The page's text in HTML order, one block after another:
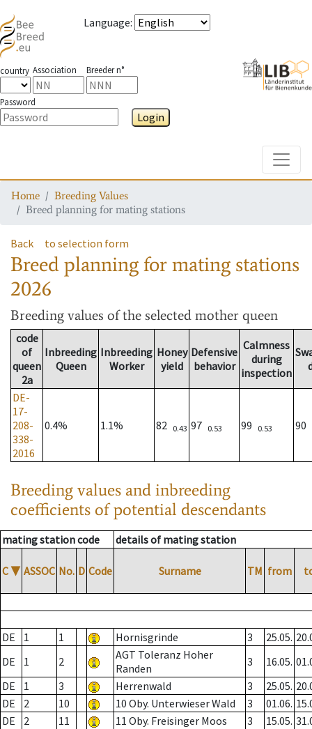
Language:
country Association Breeder n°
Password
Login
Home
Breeding Values
Breed planning for mating stations
Back to selection form
Breed planning for mating stations
2026
Breeding values of the selected mother queen
code
of
queen
2a
Inbreeding
Queen
Inbreeding
Worker
Honey
yield
Defensive
behavior
Calmness
during
inspection
DE-
17-
208-
338-
2016
0.4% 1.1% 82 0.43 97 0.53 99 0.53 90
Breeding values and inbreeding
coefficients of potential descendants
mating station code details of mating station
C ▼ ASSOC No. D Code Surname TM from
DE 1 1 Hornisgrinde 3 25.05.
DE
1 2
AGT Toleranz Hoher
Randen
3 16.05.
DE
1 3 Herrenwald 3 25.05.
DE
2 10 10 Oby. Unterwieser Wald 3 01.06.
DE
2 11 11 Oby. Freisinger Moos 3 15.05.